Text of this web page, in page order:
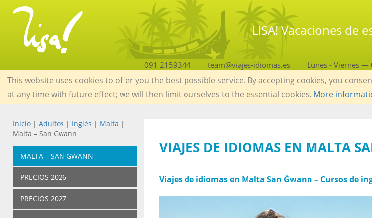
LISA! Vacaciones de
091 2159344 team@viajes-idiomas.es Lunes - Viernes —
This website uses cookies to offer you the best possible service. By accepting cookies, you
at any time with future effect; we will then limit ourselves to the essential cookies. More
Inicio| Adultos | Inglés | Malta |
Malta – San Gwann
MALTA – SAN GWANN
PRECIOS 2026
PRECIOS 2027
VIAJES DE IDIOMAS EN MALTA
Viajes de idiomas en Malta San Ġwann – Cursos de